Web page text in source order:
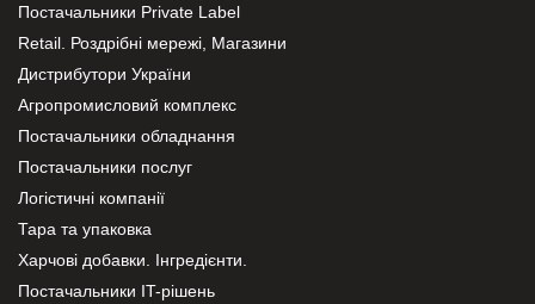
Постачальники Private Label
Retail. Роздрібні мережі, Магазини
Дистрибутори України
Агропромисловий комплекс
Постачальники обладнання
Постачальники послуг
Логістичні компанії
Тара та упаковка
Харчові добавки. Інгредієнти.
Постачальники IT-рішень